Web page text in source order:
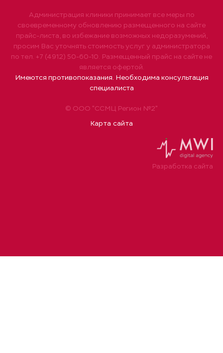
© ООО "ССМЦ Регион №2"
Карта сайта
Администрация клиники принимает все меры по
своевременному обновлению размещенного на сайте
прайс-листа, во избежание возможных недоразумений,
просим Вас уточнять стоимость услуг у администратора
по тел. +7 (4912) 50-60-10. Размещенный прайс на сайте не
является офертой.
Имеются противопоказания. Необходима консультация
специалиста
Разработка сайта